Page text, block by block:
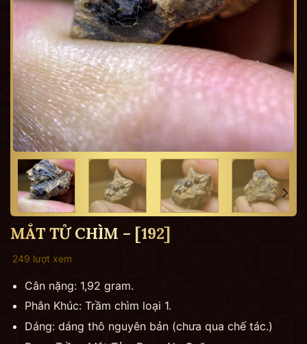
MẮT TỬ CHÌM – [192]
249 lượt xem
Cân nặng: 1,92 gram.
Phân Khúc: Trầm chìm loại 1.
Dáng: dáng thô nguyên bản (chưa qua chế tác.)